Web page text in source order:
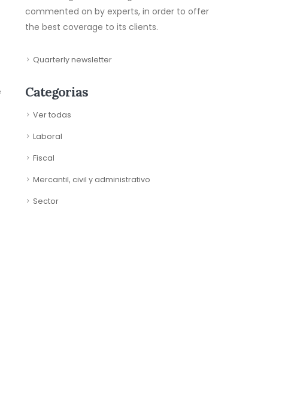
commented on by experts, in order to offer
the best coverage to its clients.
Quarterly newsletter
Categorias
Ver todas
Laboral
Fiscal
Mercantil, civil y administrativo
Sector